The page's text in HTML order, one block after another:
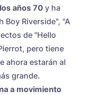
años 70 y ha
Boy Riverside", "A
de "Hello
pero tiene
ahora estarán al
grande.
a movimiento